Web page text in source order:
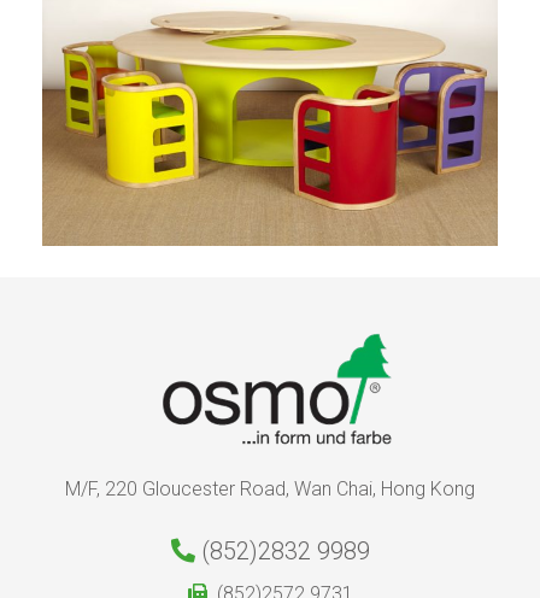
M/F, 220 Gloucester Road, Wan Chai, Hong Kong
(852)2832 9989